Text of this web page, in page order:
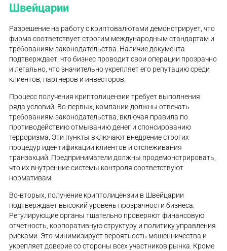
Швейцарии
Разрешение на работу с криптовалютами демонстрирует, что
фирма соответствует строгим международным стандартам и
требованиям законодательства. Наличие документа
подтверждает, что бизнес проводит свои операции прозрачно
и легально, что значительно укрепляет его репутацию среди
клиентов, партнеров и инвесторов.
Процесс получения криптолицензии требует выполнения
ряда условий. Во-первых, компании должны отвечать
требованиям законодательства, включая правила по
противодействию отмыванию денег и спонсированию
терроризма. Эти пункты включают внедрение строгих
процедур идентификации клиентов и отслеживания
транзакций. Предприниматели должны продемонстрировать,
что их внутренние системы контроля соответствуют
нормативам.
Во-вторых, получение криптолицензии в Швейцарии
подтверждает высокий уровень прозрачности бизнеса.
Регулирующие органы тщательно проверяют финансовую
отчетность, корпоративную структуру и политику управления
рисками. Это минимизирует вероятность мошенничества и
укрепляет доверие со стороны всех участников рынка. Кроме